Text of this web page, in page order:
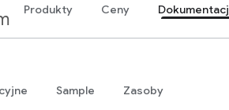
Produkty Ceny
Sample Zasoby